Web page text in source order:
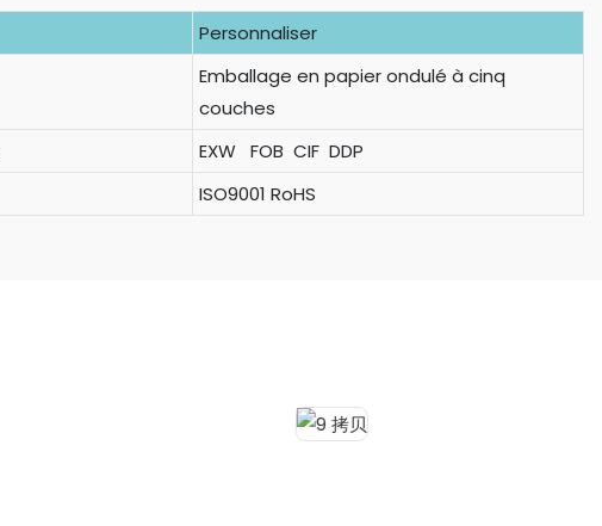
Personnaliser
Emballage en papier ondulé à cinq
couches
EXW FOB CIF DDP
ISO9001 RoHS